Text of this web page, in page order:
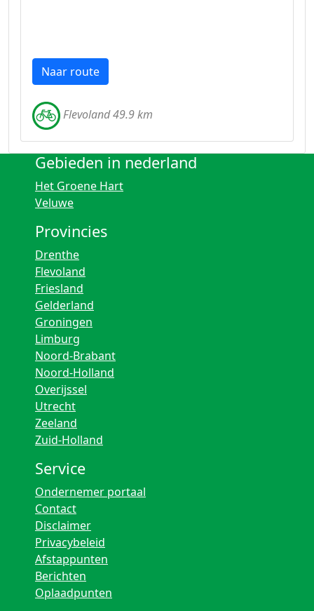
Naar route
Flevoland 49.9 km
Gebieden in nederland
Het Groene Hart
Veluwe
Provincies
Drenthe
Flevoland
Friesland
Gelderland
Groningen
Limburg
Noord-Brabant
Noord-Holland
Overijssel
Utrecht
Zeeland
Zuid-Holland
Service
Ondernemer portaal
Contact
Disclaimer
Privacybeleid
Afstappunten
Berichten
Oplaadpunten